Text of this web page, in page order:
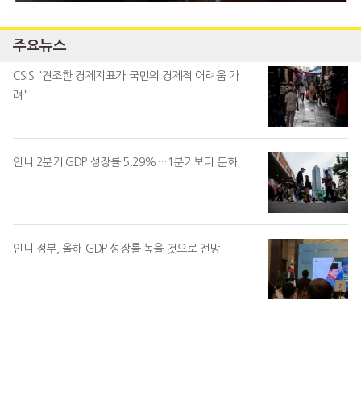
주요뉴스
CSIS "견조한 경제지표가 국민의 경제적 어려움 가
려"
인니 2분기 GDP 성장률 5.29%…1분기보다 둔화
인니 정부, 올해 GDP 성장률 높을 것으로 전망